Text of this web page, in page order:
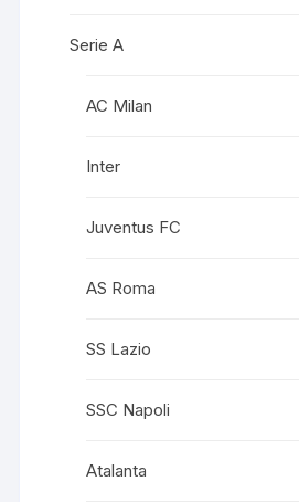
Serie A
AC Milan
Inter
Juventus FC
AS Roma
SS Lazio
SSC Napoli
Atalanta